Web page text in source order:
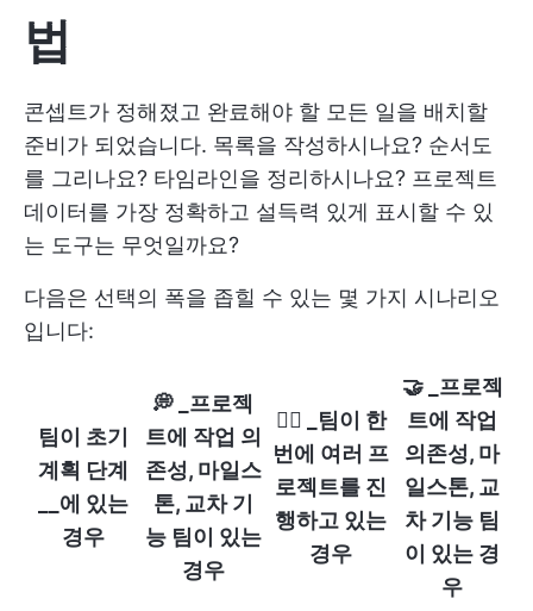
법
콘셉트가 정해졌고 완료해야 할 모든 일을 배치할
준비가 되었습니다. 목록을 작성하시나요? 순서도
를 그리나요? 타임라인을 정리하시나요? 프로젝트
데이터를 가장 정확하고 설득력 있게 표시할 수 있
는 도구는 무엇일까요?
다음은 선택의 폭을 좁힐 수 있는 몇 가지 시나리오
입니다:
팀이 초기
계획 단계
__에 있는
경우
💭 _프로젝
트에 작업 의
존성, 마일스
톤, 교차 기
능 팀이 있는
경우
🤹‍♀️ _팀이 한
번에 여러 프
로젝트를 진
행하고 있는
경우
🤝 _프로젝
트에 작업
의존성, 마
일스톤, 교
차 기능 팀
이 있는 경
우